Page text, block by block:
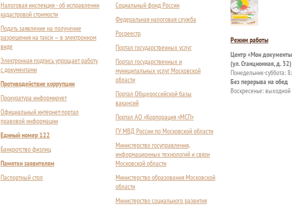
Налоговая инспекция - об исправлении
кадастровой стоимости
Подать заявление на получение
разрешения на такси — в электронном
виде
Электронная подпись упрощает работу
с документами
Противодействие коррупции
Прокуратура информирует
Официальный интернет-портал
правовой информации
Единый номер 122
Банкротство физлиц
Памятки заявителям
Паспортный стол
Социальный фонд России
Федеральная налоговая служба
Росреестр
Портал государственных услуг
Портал государственных и
муниципальных услуг Московской
области
Портал Общероссийской базы
вакансий
Портал АО «Корпорация «МСП»
ГУ МВД России по Московской области
Министерство госуправления,
информационных технологий и связи
Московской области
Министерство образования Московской
области
Министерство социального развития
Режим работы
Центр «Мои
(ул. Станционная, д. 32)
Понедельник-суббота:
Без перерыва на обед
Воскресенье: выходной